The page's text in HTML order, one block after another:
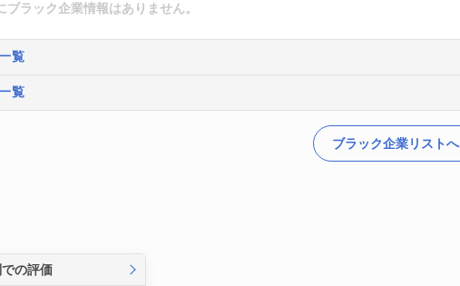
ラック企業情報はありません。
覧
覧
ブラック企業リストへ
の評価